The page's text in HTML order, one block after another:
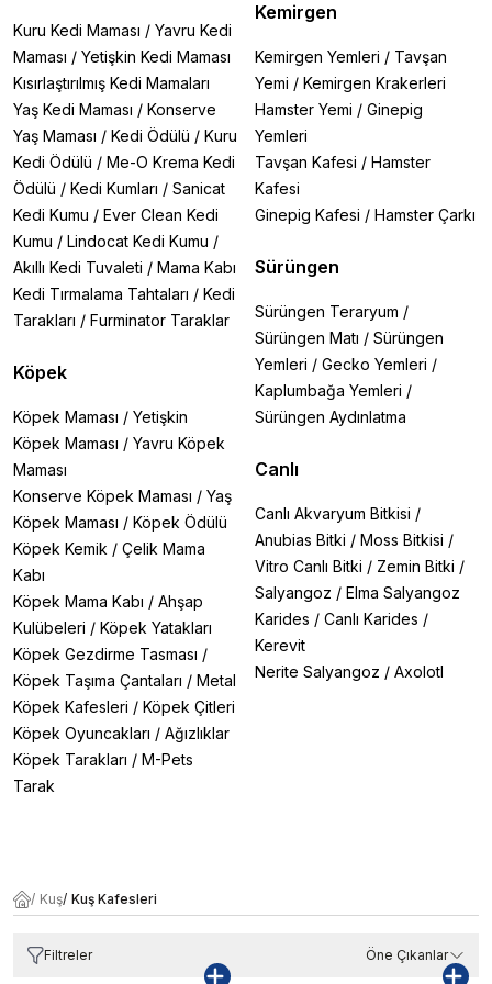
Kuru Kedi Maması / Yavru Kedi
Maması / Yetişkin Kedi Maması
Kısırlaştırılmış Kedi Mamaları
Yaş Kedi Maması / Konserve
Yaş Maması / Kedi Ödülü / Kuru
Kedi Ödülü / Me-O Krema Kedi
Ödülü / Kedi Kumları / Sanicat
Kedi Kumu / Ever Clean Kedi
Kumu / Lindocat Kedi Kumu /
Akıllı Kedi Tuvaleti / Mama Kabı
Kedi Tırmalama Tahtaları / Kedi
Tarakları / Furminator Taraklar
Köpek
Köpek Maması / Yetişkin
Köpek Maması / Yavru Köpek
Maması
Konserve Köpek Maması / Yaş
Köpek Maması / Köpek Ödülü
Köpek Kemik / Çelik Mama
Kabı
Köpek Mama Kabı / Ahşap
Kulübeleri / Köpek Yatakları
Köpek Gezdirme Tasması /
Köpek Taşıma Çantaları / Metal
Köpek Kafesleri / Köpek Çitleri
Köpek Oyuncakları / Ağızlıklar
Köpek Tarakları / M-Pets
Tarak
Kemirgen
Kemirgen Yemleri / Tavşan
Yemi / Kemirgen Krakerleri
Hamster Yemi / Ginepig
Yemleri
Tavşan Kafesi / Hamster
Kafesi
Ginepig Kafesi / Hamster Çarkı
Sürüngen
Sürüngen Teraryum /
Sürüngen Matı / Sürüngen
Yemleri / Gecko Yemleri /
Kaplumbağa Yemleri /
Sürüngen Aydınlatma
Canlı
Canlı Akvaryum Bitkisi /
Anubias Bitki / Moss Bitkisi /
Vitro Canlı Bitki / Zemin Bitki /
Salyangoz / Elma Salyangoz
Karides / Canlı Karides /
Kerevit
Nerite Salyangoz / Axolotl
/ Kuş/ Kuş Kafesleri
Filtreler Öne Çıkanlar